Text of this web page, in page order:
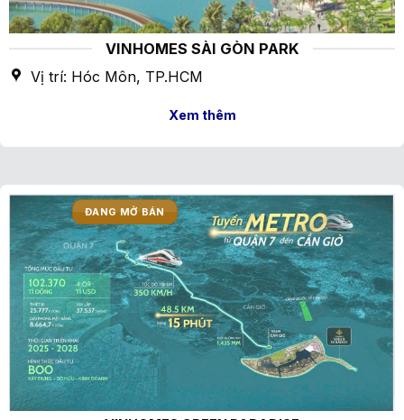
VINHOMES SÀI GÒN PARK
Vị trí: Hóc Môn, TP.HCM
Xem thêm
ĐANG MỞ BÁN